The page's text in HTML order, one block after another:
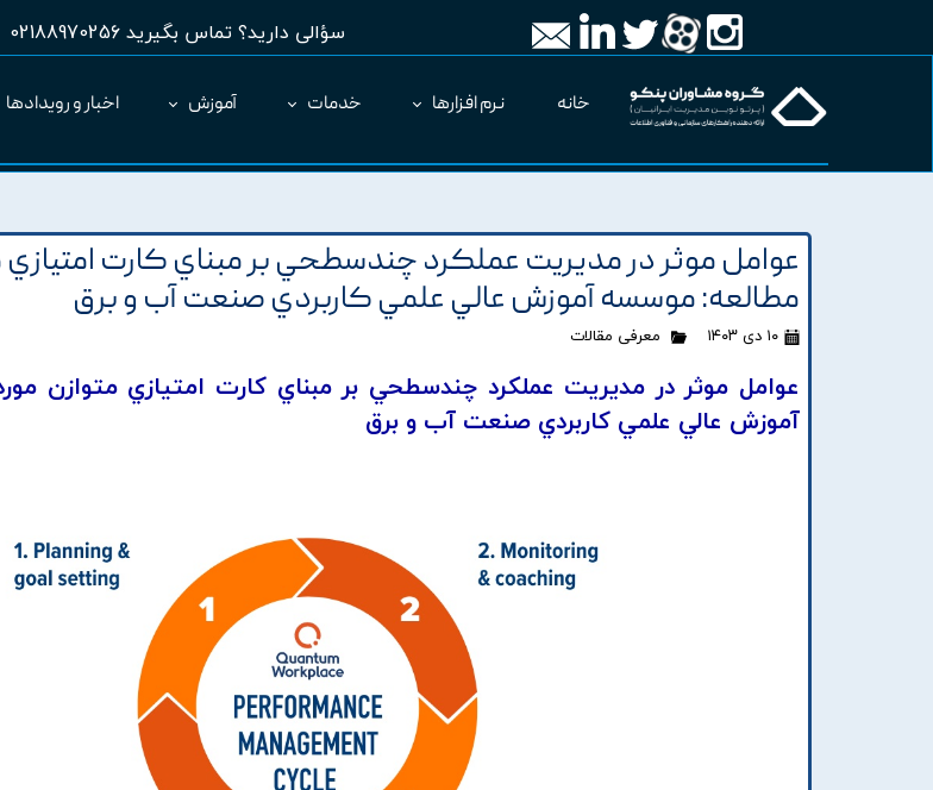
سؤالی دارید؟ تماس بگیرید 02188970256
خانه نرم افزارها خدمات آموزش اخبار و رویدادها
عوامل موثر در مديريت عملکرد چندسطحي بر مبناي کارت امتيازي
مطالعه: موسسه آموزش عالي علمي کاربردي صنعت آب و برق
۱۰ دی ۱۴۰۳ معرفی مقالات
عوامل موثر در مديريت عملکرد چندسطحي بر مبناي کارت امتيازي متوازن
آموزش عالي علمي کاربردي صنعت آب و برق